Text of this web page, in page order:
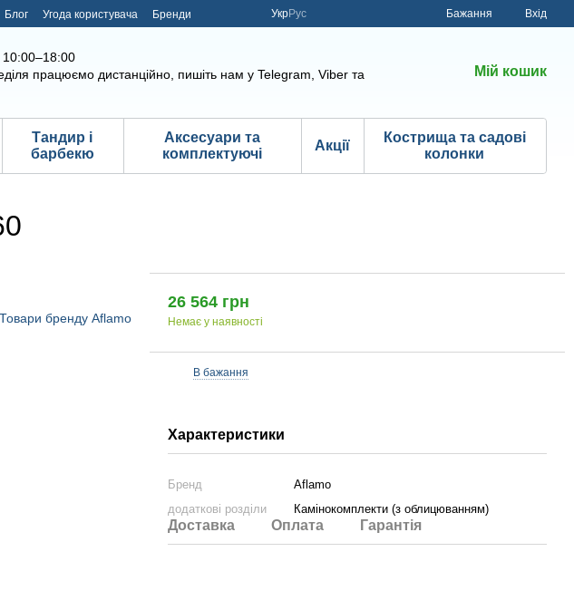
Блог Угода користувача Бренди УкрРус Бажання Вхід
10:00–18:00
працюємо дистанційно, пишіть нам у Telegram, Viber та
Мій кошик
Тандир і
барбекю
Аксесуари та
комплектуючі
Акції
Кострища та садові
колонки
26 564 грн
Немає у наявності
В бажання
Характеристики
Бренд
Aflamo
додаткові розділи
Камінокомплекти (з облицюванням)
Доставка Оплата Гарантія